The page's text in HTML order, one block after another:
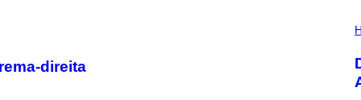
direita
L
S
T
R